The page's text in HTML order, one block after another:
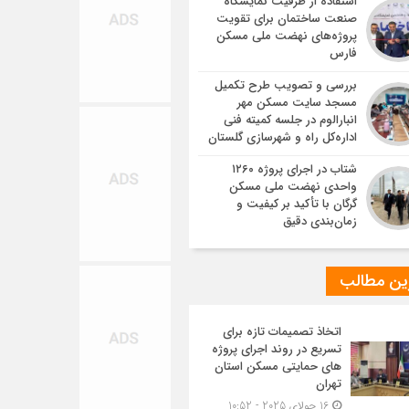
صنعت ساختمان برای تقویت
پروژه‌های نهضت ملی مسکن
فارس
بررسی و تصویب طرح تکمیل
مسجد سایت مسکن مهر
انبارالوم در جلسه کمیته فنی
اداره‌کل راه و شهرسازی گلستان
شتاب در اجرای پروژه ۱۲۶۰
واحدی نهضت ملی مسکن
گرگان با تأکید بر کیفیت و
زمان‌بندی دقیق
مطالب
اتخاذ تصمیمات تازه برای
تسریع در روند اجرای پروژه
های حمایتی مسکن استان
تهران